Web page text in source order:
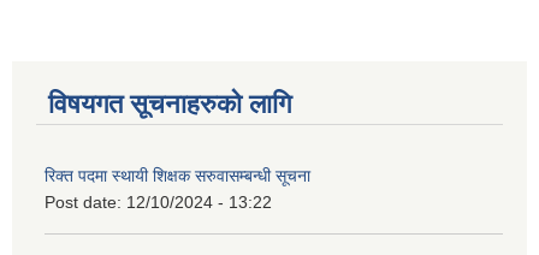
विषयगत सूचनाहरुको लागि
रिक्त पदमा स्थायी शिक्षक सरुवासम्बन्धी सूचना
Post date: 12/10/2024 - 13:22